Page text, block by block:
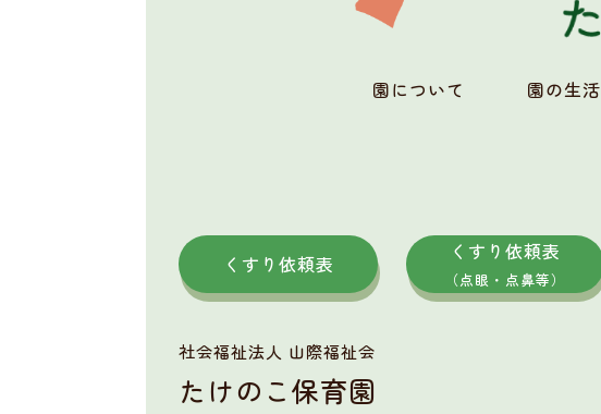
園について 園の生活
くすり依頼表 くすり依頼表
（点眼・点鼻等）
社会福祉法人 山際福祉会
たけのこ保育園